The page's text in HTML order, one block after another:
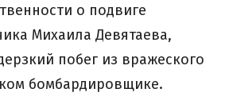
о подвиге
Михаила Девятаева,
побег из вражеского
бомбардировщике.